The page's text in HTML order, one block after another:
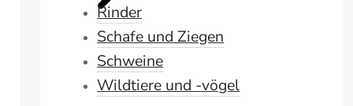
Rinder
Schafe und Ziegen
Schweine
Wildtiere und -vögel